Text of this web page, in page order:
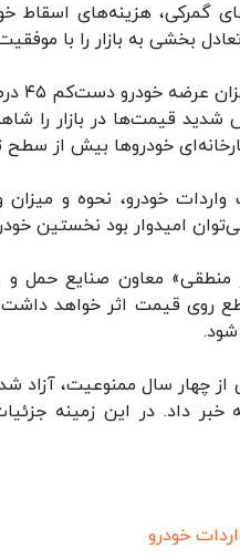
گمرکی، هزینه‌های اسقاط
بخشی به بازار را با
وی
قیمت‌ها در بازار را
واردات خودرو، نحوه و
امیدوار بود نخستین خودرو
منطقی» معاون صنایع
روی قیمت اثر خواهد
چهار سال ممنوعیت، آزاد
خبر داد. در این زمینه
خودرو